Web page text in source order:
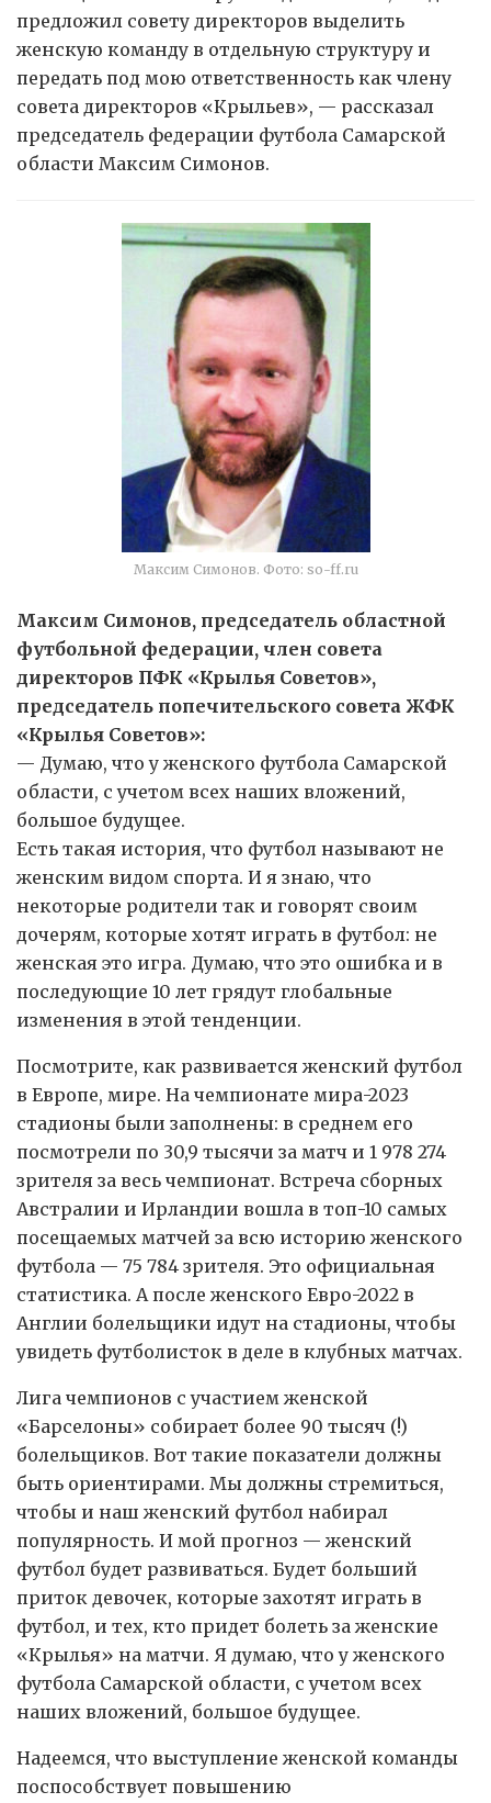
предложил совету директоров выделить
женскую команду в отдельную структуру и
передать под мою ответственность как члену
совета директоров «Крыльев», — рассказал
председатель федерации футбола Самарской
области Максим Симонов.
Максим Симонов. Фото: so-ff.ru
Максим Симонов, председатель областной
футбольной федерации, член совета
директоров ПФК «Крылья Советов»,
председатель попечительского совета ЖФК
«Крылья Советов»:
— Думаю, что у женского футбола Самарской
области, с учетом всех наших вложений,
большое будущее.
Есть такая история, что футбол называют не
женским видом спорта. И я знаю, что
некоторые родители так и говорят своим
дочерям, которые хотят играть в футбол: не
женская это игра. Думаю, что это ошибка и в
последующие 10 лет грядут глобальные
изменения в этой тенденции.
Посмотрите, как развивается женский футбол
в Европе, мире. На чемпионате мира-2023
стадионы были заполнены: в среднем его
посмотрели по 30,9 тысячи за матч и 1 978 274
зрителя за весь чемпионат. Встреча сборных
Австралии и Ирландии вошла в топ-10 самых
посещаемых матчей за всю историю женского
футбола — 75 784 зрителя. Это официальная
статистика. А после женского Евро-2022 в
Англии болельщики идут на стадионы, чтобы
увидеть футболисток в деле в клубных матчах.
Лига чемпионов с участием женской
«Барселоны» собирает более 90 тысяч (!)
болельщиков. Вот такие показатели должны
быть ориентирами. Мы должны стремиться,
чтобы и наш женский футбол набирал
популярность. И мой прогноз — женский
футбол будет развиваться. Будет больший
приток девочек, которые захотят играть в
футбол, и тех, кто придет болеть за женские
«Крылья» на матчи. Я думаю, что у женского
футбола Самарской области, с учетом всех
наших вложений, большое будущее.
Надеемся, что выступление женской команды
поспособствует повышению